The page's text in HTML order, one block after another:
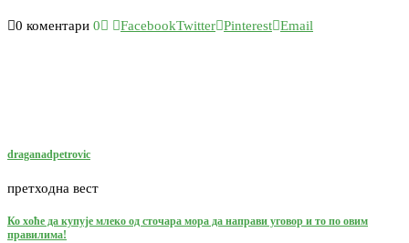
0 коментари 0 FacebookTwitter Pinterest Email
draganadpetrovic
претходна вест
Ко хоће да купује млеко од сточара мора да направи уговор и то по овим
правилима!